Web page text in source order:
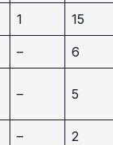
1 15
– 6
– 5
– 2